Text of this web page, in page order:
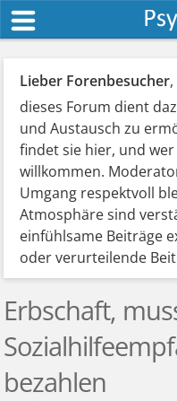
Lieber Forenbesucher,
dieses Forum dient
und Austausch zu
findet sie hier, und
willkommen.
Umgang respektvoll
Atmosphäre sind
einfühlsame Beiträge
oder verurteilende
Erbschaft,
bezahlen